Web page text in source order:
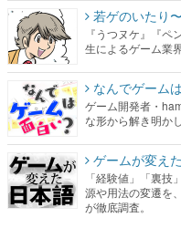
若ゲのいたり
『うつヌケ』『
生によるゲーム業
なんでゲーム
ゲーム開発者・
な形から解き明か
ゲームが変え
「経験値」「裏
源や用法の変遷を
が徹底調査。